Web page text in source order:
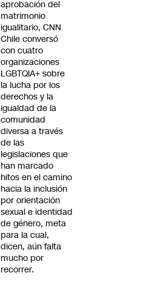
aprobación del
matrimonio
igualitario, CNN
Chile conversó
con cuatro
organizaciones
LGBTQIA+ sobre
la lucha por los
derechos y la
igualdad de la
comunidad
diversa a través
de las
legislaciones que
han marcado
hitos en el camino
hacia la inclusión
por orientación
sexual e identidad
de género, meta
para la cual,
dicen, aún falta
mucho por
recorrer.